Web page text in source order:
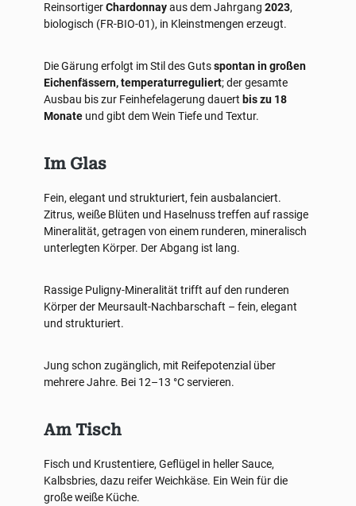
ReinsortigerChardonnayaus dem Jahrgang 2023,
biologisch (FR-BIO-01), in Kleinstmengen erzeugt.
Die Gärung erfolgt im Stil des Gutsspontan in großen
Eichenfässern, temperaturreguliert; der gesamte
Ausbau bis zur Feinhefelagerung dauert bis zu 18
Monate und gibt dem Wein Tiefe und Textur.
Im Glas
Fein, elegant und strukturiert, fein ausbalanciert.
Zitrus, weiße Blüten und Haselnuss treffen auf rassige
Mineralität, getragen von einem runderen, mineralisch
unterlegten Körper. Der Abgang ist lang.
Rassige Puligny-Mineralität trifft auf den runderen
Körper der Meursault-Nachbarschaft – fein, elegant
und strukturiert.
Jung schon zugänglich, mit Reifepotenzial über
mehrere Jahre. Bei 12–13 °C servieren.
Am Tisch
Fisch und Krustentiere, Geflügel in heller Sauce,
Kalbsbries, dazu reifer Weichkäse. Ein Wein für die
große weiße Küche.